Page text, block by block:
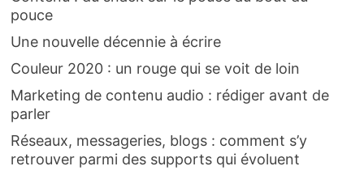
pouce
Une nouvelle décennie à écrire
Couleur 2020 : un rouge qui se voit de loin
Marketing de contenu audio : rédiger avant de
parler
Réseaux, messageries, blogs : comment s’y
retrouver parmi des supports qui évoluent